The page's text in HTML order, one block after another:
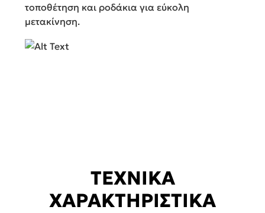
τοποθέτηση και ροδάκια για εύκολη
μετακίνηση.
ΤΕΧΝΙΚΑ
ΧΑΡΑΚΤΗΡΙΣΤΙΚΑ